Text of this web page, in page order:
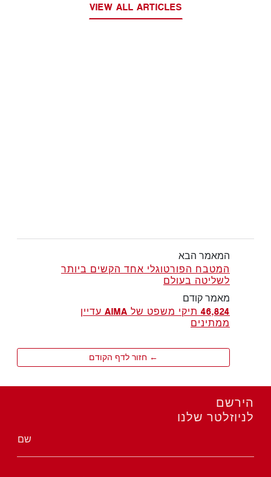
VIEW ALL ARTICLES
המאמר הבא
המטבח הפורטוגלי אחד הקשים ביותר
לשליטה בעולם
מאמר קודם
46,824 תיקי משפט של AIMA עדיין
ממתינים
← חזור לדף הקודם
הירשם
לניוזלטר שלנו
שם